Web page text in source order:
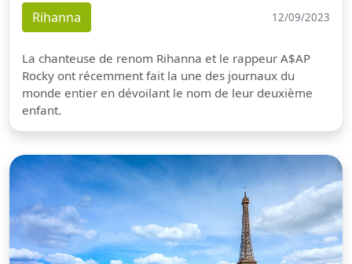
Rihanna 12/09/2023
La chanteuse de renom Rihanna et le rappeur A$AP
Rocky ont récemment fait la une des journaux du
monde entier en dévoilant le nom de leur deuxième
enfant.